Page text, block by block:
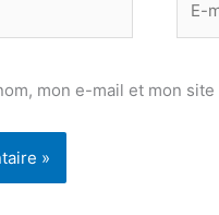
mail*
mon e-mail et mon